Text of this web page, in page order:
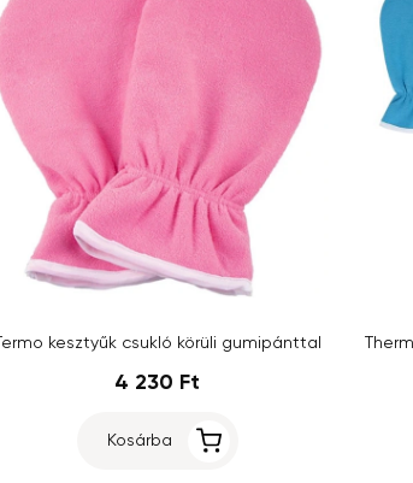
Termo kesztyűk csukló körüli gumipánttal
4 230 Ft
Kosárba